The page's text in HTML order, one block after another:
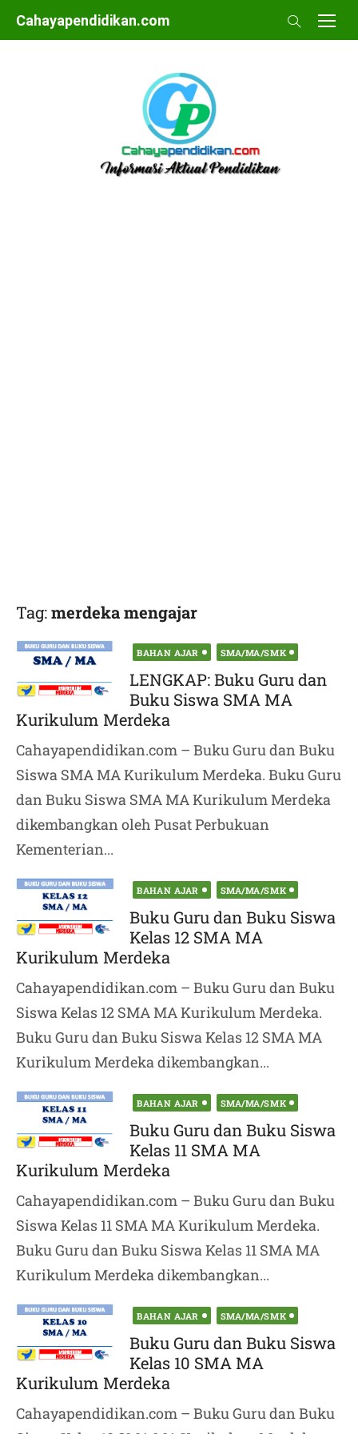
Skip
to
Cahayapendidikan.com
Tag:merdeka mengajar
Posted
on
BAHAN AJAR SMA/MA/SMK
LENGKAP: Buku Guru dan
Buku Siswa SMA MA
Kurikulum Merdeka
Cahayapendidikan.com – Buku Guru dan Buku
Siswa SMA MA Kurikulum Merdeka. Buku Guru
dan Buku Siswa SMA MA Kurikulum Merdeka
dikembangkan oleh Pusat Perbukuan
Kementerian...
Posted
on
BAHAN AJAR SMA/MA/SMK
Buku Guru dan Buku Siswa
Kelas 12 SMA MA
Kurikulum Merdeka
Cahayapendidikan.com – Buku Guru dan Buku
Siswa Kelas 12 SMA MA Kurikulum Merdeka.
Buku Guru dan Buku Siswa Kelas 12 SMA MA
Kurikulum Merdeka dikembangkan...
Posted
on
BAHAN AJAR SMA/MA/SMK
Buku Guru dan Buku Siswa
Kelas 11 SMA MA
Kurikulum Merdeka
Cahayapendidikan.com – Buku Guru dan Buku
Siswa Kelas 11 SMA MA Kurikulum Merdeka.
Buku Guru dan Buku Siswa Kelas 11 SMA MA
Kurikulum Merdeka dikembangkan...
Posted
on
BAHAN AJAR SMA/MA/SMK
Buku Guru dan Buku Siswa
Kelas 10 SMA MA
Kurikulum Merdeka
Cahayapendidikan.com – Buku Guru dan Buku